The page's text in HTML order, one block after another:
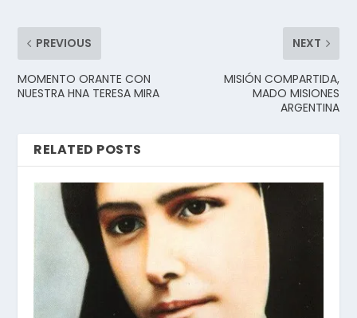
PREVIOUS
MOMENTO ORANTE CON
NUESTRA HNA TERESA MIRA
NEXT
MISIÓN COMPARTIDA,
MADO MISIONES
ARGENTINA
RELATED POSTS